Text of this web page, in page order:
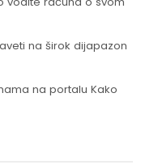
na širok dijapazon
na portalu Kako